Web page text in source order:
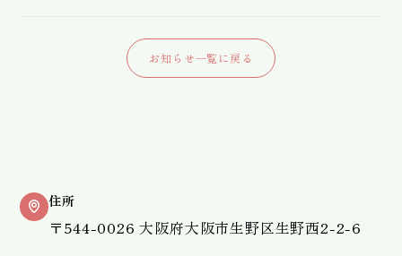
お知らせ一覧に戻る
住所
〒544-0026 大阪府大阪市生野区生野西2-2-6